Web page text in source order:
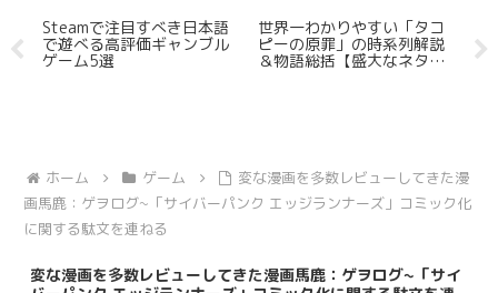
Steamで注目すべき日本語
で遊べる高評価ギャンブル
ゲーム5選
世界一わかりやすい「タコ
ピーの原罪」の時系列解説
＆物語総括【盛大なネタバ
「
ホーム ゲーム
変な漫画を多数レビューしてきた漫
画馬鹿：ゲヲログ~「サイバーパンク エッジランナーズ」コミック化
に関する駄文を連ねる
変な漫画を多数レビューしてきた漫画馬鹿：ゲヲログ~「サイ